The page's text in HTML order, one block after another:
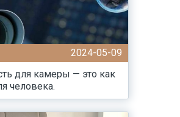
2024-05-09
для камеры — это как
человека.